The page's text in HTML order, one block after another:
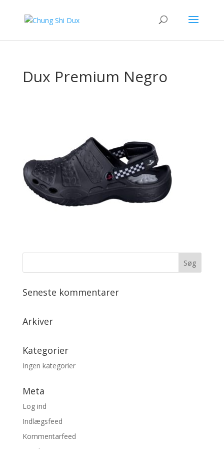
Dux Premium Negro
Seneste kommentarer
Arkiver
Kategorier
Ingen kategorier
Meta
Log ind
Indlægsfeed
Kommentarfeed